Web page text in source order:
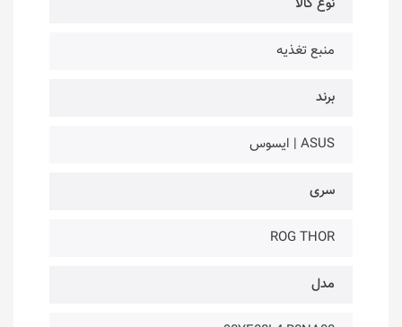
منبع تغذیه
برند
ASUS | ایسوس
سری
ROG THOR
مدل